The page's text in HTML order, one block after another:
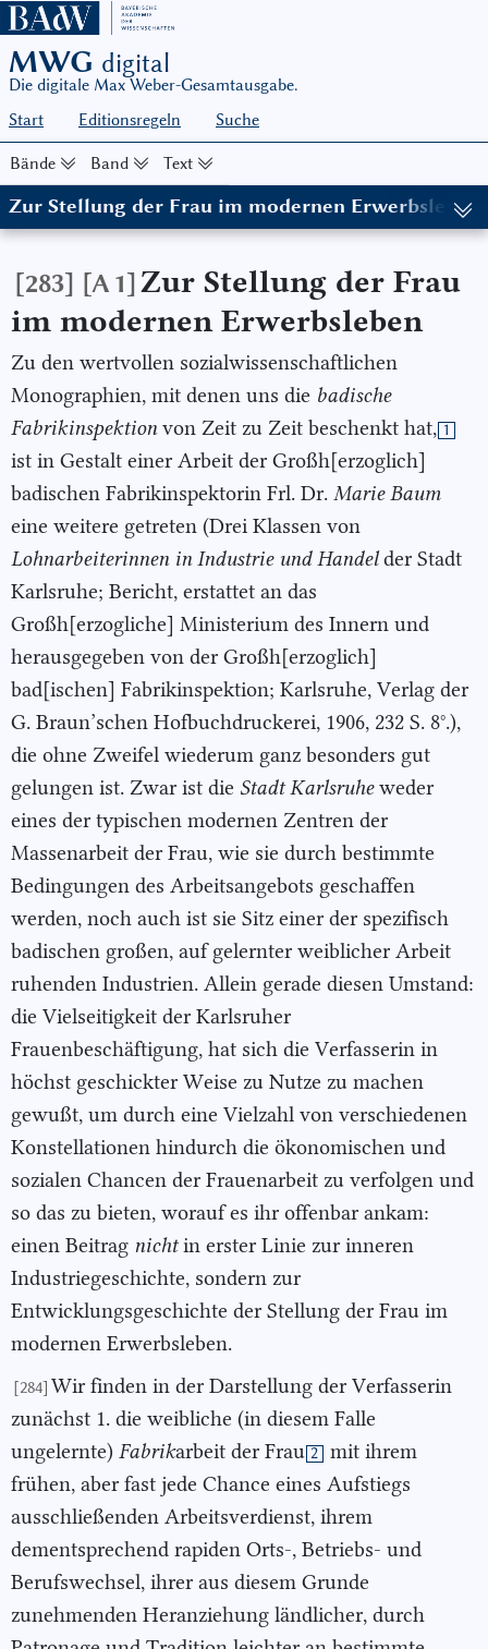
MWG digital
Die digitale Max Weber-Gesamtausgabe.
Start
Editionsregeln Suche
Bände Band Text
Zur Stellung der Frau im modernen Erwerbsleben.
(in: MWG I/8, hg. von Wolfgang Schluchter in Zusammenarbeit
[283] [A 1] Zur Stellung der Frau
im modernen Erwerbsleben
Zu den wertvollen sozialwissenschaftlichen
Monographien, mit denen uns die badische
Fabrikinspektionvon Zeit zu Zeit beschenkt hat, 1
ist in Gestalt einer Arbeit der Großh[erzoglich]
badischen Fabrikinspektorin Frl. Dr. Marie Baum
eine weitere getreten (Drei Klassen von
Lohnarbeiterinnen in Industrie und Handelder Stadt
Karlsruhe; Bericht, erstattet an das
Großh[erzogliche] Ministerium des Innern und
herausgegeben von der Großh[erzoglich]
bad[ischen] Fabrikinspektion; Karlsruhe, Verlag der
G. Braun’schen Hofbuchdruckerei, 1906, 232 S. 8°.),
die ohne Zweifel wiederum ganz besonders gut
gelungen ist. Zwar ist die Stadt Karlsruheweder
eines der typischen modernen Zentren der
Massenarbeit der Frau, wie sie durch bestimmte
Bedingungen des Arbeitsangebots geschaffen
werden, noch auch ist sie Sitz einer der spezifisch
badischen großen, auf gelernter weiblicher Arbeit
ruhenden Industrien. Allein gerade diesen Umstand:
die Vielseitigkeit der Karlsruher
Frauenbeschäftigung, hat sich die Verfasserin in
höchst geschickter Weise zu Nutze zu machen
gewußt, um durch eine Vielzahl von verschiedenen
Konstellationen hindurch die ökonomischen und
sozialen Chancen der Frauenarbeit zu verfolgen und
so das zu bieten, worauf es ihr offenbar ankam:
einen Beitrag nichtin erster Linie zur inneren
Industriegeschichte, sondern zur
Entwicklungsgeschichte der Stellung der Frau im
modernen Erwerbsleben.
[284] Wir finden in der Darstellung der Verfasserin
zunächst 1. die weibliche (in diesem Falle
ungelernte) Fabrikarbeit der Frau 2
mit ihrem
frühen, aber fast jede Chance eines Aufstiegs
ausschließenden Arbeitsverdienst, ihrem
dementsprechend rapiden Orts-, Betriebs- und
Berufswechsel, ihrer aus diesem Grunde
zunehmenden Heranziehung ländlicher, durch